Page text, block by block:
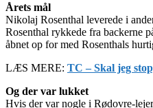
Årets mål
Nikolaj Rosenthal leverede i
Rosenthal rykkede fra backerne
åbnet op for med Rosenthals
LÆS MERE: TC – Skal jeg
Og der var lukket
Hvis der var nogle i Rødovre-